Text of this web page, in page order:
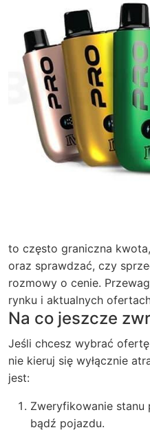
to często graniczna
oraz sprawdzać, czy
rozmowy o cenie.
rynku i aktualnych
Na co jeszcze
Jeśli chcesz wybrać
nie kieruj się wyłącznie
jest:
Zweryfikowanie stanu
bądź pojazdu.